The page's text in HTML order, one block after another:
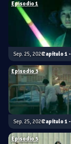
1
Episodio 1
Sep. 25, 2020
1
Episodio 3
Sep. 25, 2020
Episodio 5